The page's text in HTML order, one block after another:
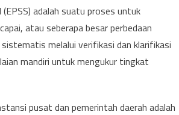
adalah suatu proses untuk
atau seberapa besar perbedaan
melalui verifikasi dan klarifikasi
mandiri untuk mengukur tingkat
pusat dan pemerintah daerah adalah